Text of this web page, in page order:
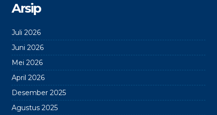
Arsip
Juli 2026
Juni 2026
Mei 2026
April 2026
Desember 2025
Agustus 2025